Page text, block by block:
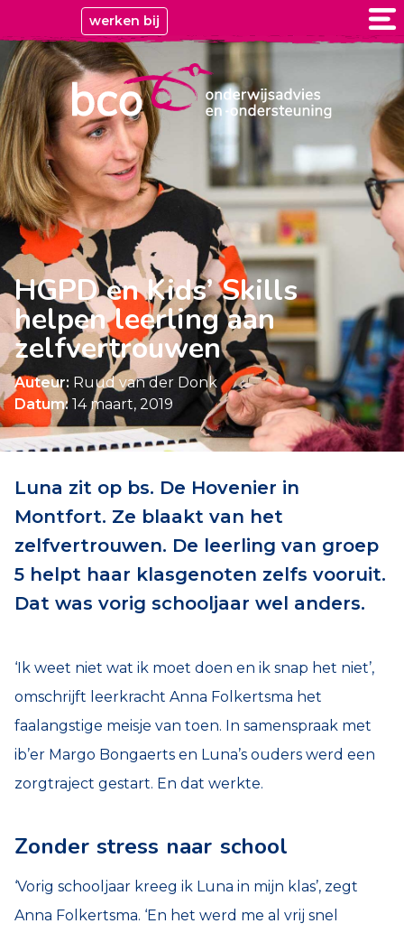
werken bij
HGPD en Kids’ Skills
helpen leerling aan
zelfvertrouwen
Auteur: Ruud van der Donk
Datum: 14 maart, 2019
Luna zit op bs. De Hovenier in
Montfort. Ze blaakt van het
zelfvertrouwen. De leerling van groep
5 helpt haar klasgenoten zelfs vooruit.
Dat was vorig schooljaar wel anders.
‘Ik weet niet wat ik moet doen en ik snap het niet’,
omschrijft leerkracht Anna Folkertsma het
faalangstige meisje van toen. In samenspraak met
ib’er Margo Bongaerts en Luna’s ouders werd een
zorgtraject gestart. En dat werkte.
Zonder stress naar school
‘Vorig schooljaar kreeg ik Luna in mijn klas’, zegt
Anna Folkertsma. ‘En het werd me al vrij snel